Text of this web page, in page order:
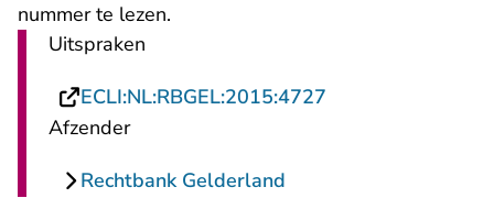
nummer te lezen.
Uitspraken
ECLI:NL:RBGEL:2015:4727
Afzender
Rechtbank Gelderland